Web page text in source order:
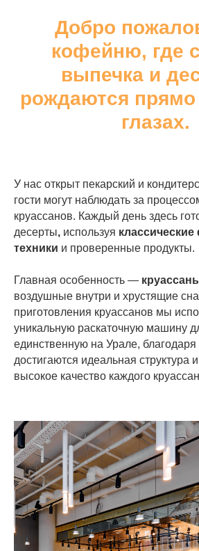
Добро
кофейню, где
выпечка и
рождаются
глазах.
У нас открыт пекарский и
гости могут наблюдать за
круассанов. Каждый день здесь
десерты, используя
техники и проверенные продукты.
Главная особенность —
воздушные внутри и хрустящие
приготовления круассанов мы
уникальную раскаточную машину
единственную на Урале, благодаря
достигаются идеальная структура
высокое качество каждого